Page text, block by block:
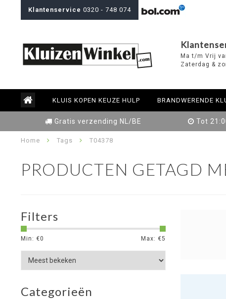
Klantenservice 0320 - 748 074
Ma t/m Vrij
Zaterdag &
KLUIS KOPEN KEUZE HULP BRANDWERENDE
Gratis verzending NL/BE Tot
Home Tags T04378
PRODUCTEN GETAGD
Filters
Min: €0 Max: €5
Categorieën